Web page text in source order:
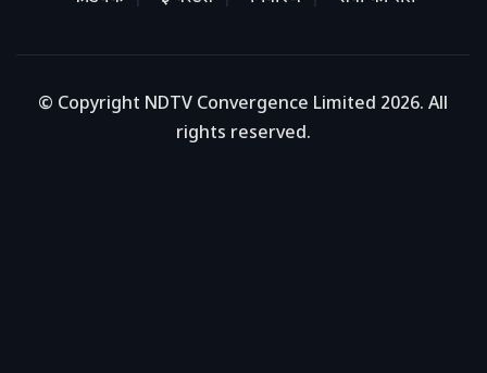
© Copyright NDTV Convergence Limited 2026. All
rights reserved.